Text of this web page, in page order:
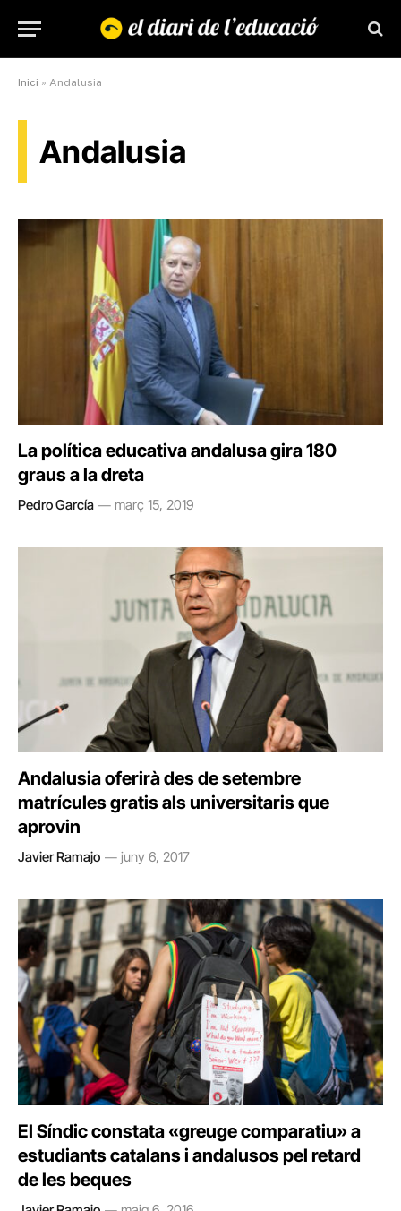
Inici » Andalusia
Andalusia
La política educativa andalusa gira 180
graus a la dreta
Pedro García març 15, 2019
Andalusia oferirà des de setembre
matrícules gratis als universitaris que
aprovin
Javier Ramajo juny 6, 2017
El Síndic constata «greuge comparatiu» a
estudiants catalans i andalusos pel retard
de les beques